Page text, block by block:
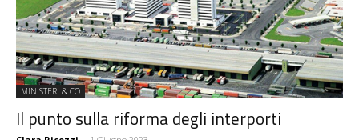
MINISTERI & CO
Il punto sulla riforma degli interporti